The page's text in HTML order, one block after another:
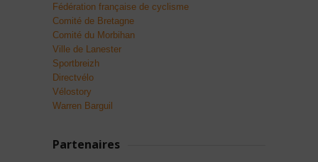
Fédération française de cyclisme
Comité de Bretagne
Comité du Morbihan
Ville de Lanester
Sportbreizh
Directvélo
Vélostory
Warren Barguil
Partenaires